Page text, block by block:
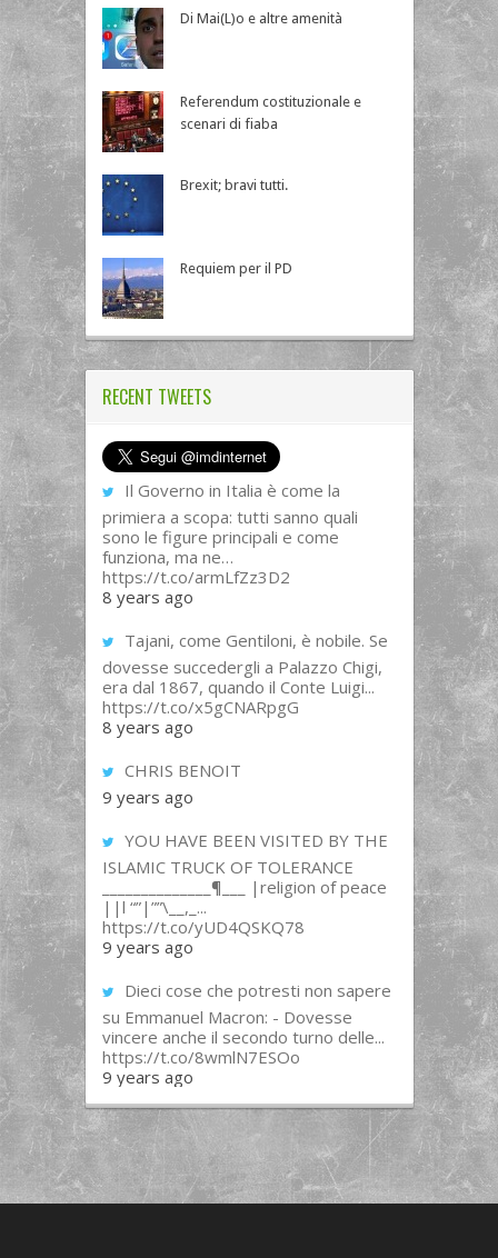
Di Mai(L)o e altre amenità
Referendum costituzionale e
scenari di fiaba
Brexit; bravi tutti.
Requiem per il PD
RECENT TWEETS
Il Governo in Italia è come la
primiera a scopa: tutti sanno quali
sono le figure principali e come
funziona, ma ne…
https://t.co/armLfZz3D2
8 years ago
Tajani, come Gentiloni, è nobile. Se
dovesse succedergli a Palazzo Chigi,
era dal 1867, quando il Conte Luigi...
https://t.co/x5gCNARpgG
8 years ago
CHRIS BENOIT
9 years ago
YOU HAVE BEEN VISITED BY THE
ISLAMIC TRUCK OF TOLERANCE
______________¶___ |religion of peace
||l “”|””\__,_...
https://t.co/yUD4QSKQ78
9 years ago
Dieci cose che potresti non sapere
su Emmanuel Macron: - Dovesse
vincere anche il secondo turno delle...
https://t.co/8wmlN7ESOo
9 years ago